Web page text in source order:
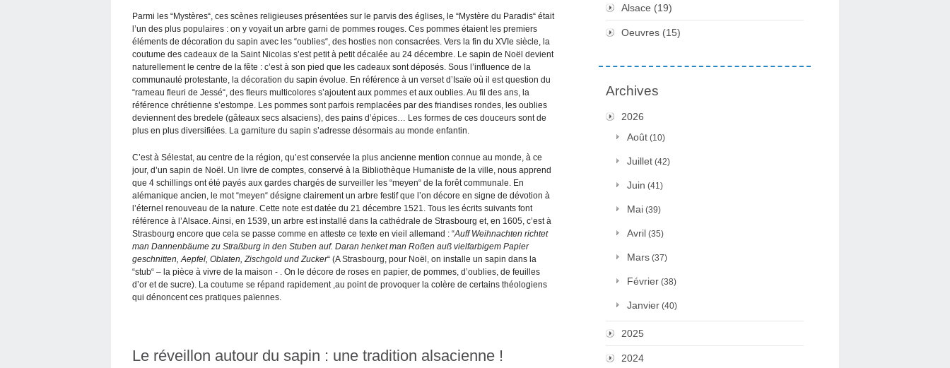
Parmi les “Mystères“, ces scènes religieuses présentées sur le parvis des églises, le “Mystère du Paradis“ était
l’un des plus populaires : on y voyait un arbre garni de pommes rouges. Ces pommes étaient les premiers
éléments de décoration du sapin avec les “oublies“, des hosties non consacrées. Vers la fin du XVIe siècle, la
coutume des cadeaux de la Saint Nicolas s’est petit à petit décalée au 24 décembre. Le sapin de Noël devient
naturellement le centre de la fête : c’est à son pied que les cadeaux sont déposés. Sous l’influence de la
communauté protestante, la décoration du sapin évolue. En référence à un verset d’Isaïe où il est question du
“rameau fleuri de Jessé“, des fleurs multicolores s’ajoutent aux pommes et aux oublies. Au fil des ans, la
référence chrétienne s’estompe. Les pommes sont parfois remplacées par des friandises rondes, les oublies
deviennent des bredele (gâteaux secs alsaciens), des pains d’épices… Les formes de ces douceurs sont de
plus en plus diversifiées. La garniture du sapin s’adresse désormais au monde enfantin.
C’est à Sélestat, au centre de la région, qu’est conservée la plus ancienne mention connue au monde, à ce
jour, d’un sapin de Noël. Un livre de comptes, conservé à la Bibliothèque Humaniste de la ville, nous apprend
que 4 schillings ont été payés aux gardes chargés de surveiller les “meyen“ de la forêt communale. En
alémanique ancien, le mot “meyen“ désigne clairement un arbre festif que l’on décore en signe de dévotion à
l’éternel renouveau de la nature. Cette note est datée du 21 décembre 1521. Tous les écrits suivants font
référence à l’Alsace. Ainsi, en 1539, un arbre est installé dans la cathédrale de Strasbourg et, en 1605, c’est à
Strasbourg encore que cela se passe comme en atteste ce texte en vieil allemand : “Auff Weihnachten richtet
man Dannenbäume zu Straßburg in den Stuben auf. Daran henket man Roßen auß vielfarbigem Papier
geschnitten, Aepfel, Oblaten, Zischgold und Zucker“ (A Strasbourg, pour Noël, on installe un sapin dans la
“stub“ – la pièce à vivre de la maison - . On le décore de roses en papier, de pommes, d’oublies, de feuilles
d’or et de sucre). La coutume se répand rapidement ,au point de provoquer la colère de certains théologiens
qui dénoncent ces pratiques païennes.
Le réveillon autour du sapin : une tradition alsacienne !
Alsace (19)
Oeuvres (15)
Archives
2026
Août (10)
Juillet (42)
Juin (41)
Mai (39)
Avril (35)
Mars (37)
Février (38)
Janvier (40)
2025
2024